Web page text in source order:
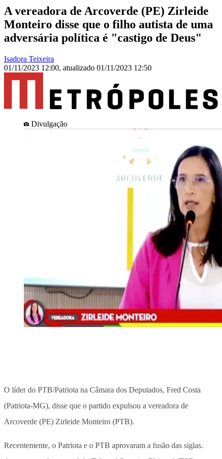
A vereadora de Arcoverde (PE) Zirleide
Monteiro disse que o filho autista de uma
adversária política é "castigo de Deus"
Isadora Teixeira
01/11/2023 12:00, atualizado 01/11/2023 12:50
Divulgação
O líder do PTB/Patriota na Câmara dos Deputados, Fred Costa
(Patriota-MG), disse que o partido expulsou a vereadora de
Arcoverde (PE) Zirleide Monteiro (PTB).
Recentemente, o Patriota e o PTB aprovaram a fusão das siglas.